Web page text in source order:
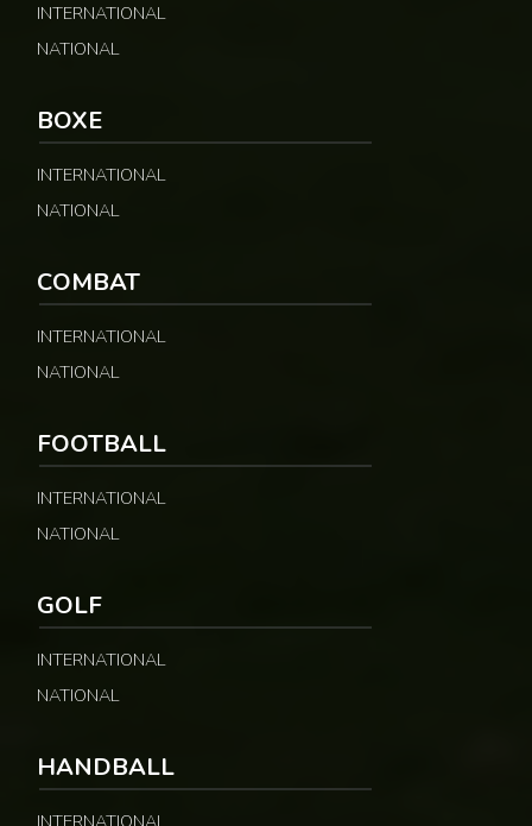
INTERNATIONAL
NATIONAL
BOXE
INTERNATIONAL
NATIONAL
COMBAT
INTERNATIONAL
NATIONAL
FOOTBALL
INTERNATIONAL
NATIONAL
GOLF
INTERNATIONAL
NATIONAL
HANDBALL